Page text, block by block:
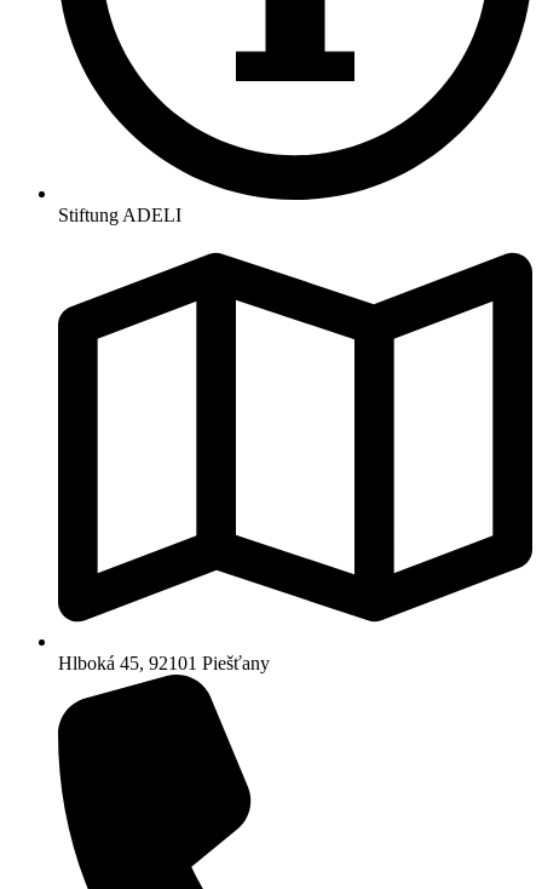
Stiftung ADELI
Hlboká 45, 92101 Piešťany